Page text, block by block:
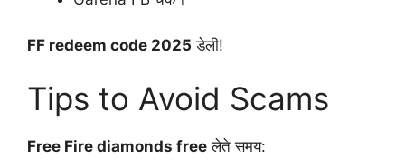
FF redeem code 2025 डेली!
Tips to Avoid Scams
Free Fire diamonds free लेते समय: